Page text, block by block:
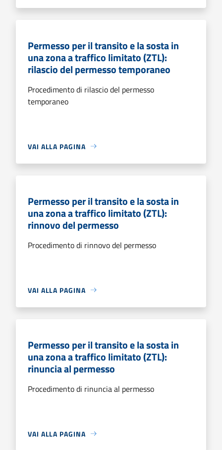
Permesso per il transito e la sosta in
una zona a traffico limitato (ZTL):
rilascio del permesso temporaneo
Procedimento di rilascio del permesso
temporaneo
VAI ALLA PAGINA
Permesso per il transito e la sosta in
una zona a traffico limitato (ZTL):
rinnovo del permesso
Procedimento di rinnovo del permesso
VAI ALLA PAGINA
Permesso per il transito e la sosta in
una zona a traffico limitato (ZTL):
rinuncia al permesso
Procedimento di rinuncia al permesso
VAI ALLA PAGINA